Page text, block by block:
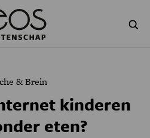
GESCHIEDENIS
& Brein
kinderen
eten?